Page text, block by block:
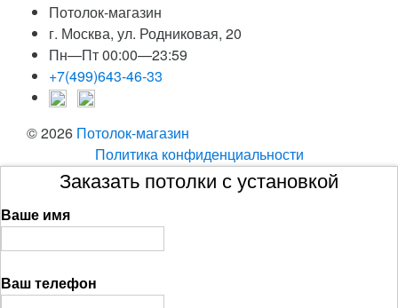
Потолок-магазин
г. Москва, ул. Родниковая, 20
Пн—Пт 00:00—23:59
+7(499)643-46-33
© 2026 Потолок-магазин
Политика конфиденциальности
Заказать потолки с установкой
Ваше имя
Ваш телефон